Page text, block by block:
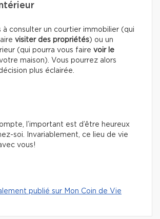
à consulter un courtier immobilier (qui
visiter des propriétés) ou un
(qui pourra vous faire voir le
maison). Vous pourrez alors
plus éclairée.
l’important est d’être heureux
soi. Invariablement, ce lieu de vie
vous!
publié sur Mon Coin de Vie